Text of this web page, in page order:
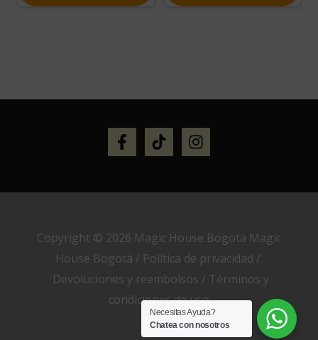
Copyright © 2026 Magic House Bogota Magic
House Bogotá / Política de privacidad /
Devoluciones y reembolsos / Términos y
condiciones de uso
Necesitas Ayuda?
Chatea con nosotros